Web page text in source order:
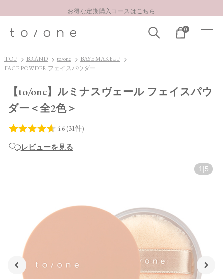
お得な定期購入コースはこちら
【重要】お盆期間中のお問い合わせと商品配送に関しまして
お得な定期購入コースはこちら
LINE お友達登録 500円OFFクーポンプレゼント
0
TOP BRAND to/one
BASE MAKEUP
FACE POWDER フェイスパウダー
【to/one】ルミナスヴェール フェイスパウ
ダー＜全2色＞
レビューを見る
1 5